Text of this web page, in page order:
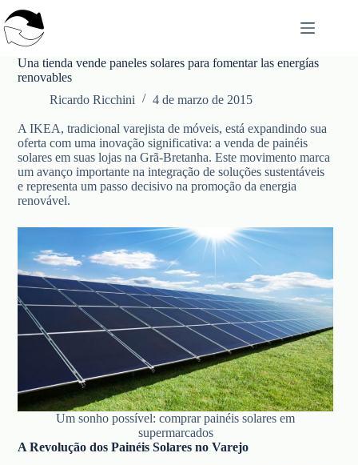
al
contenido
Una tienda vende paneles solares para fomentar las energías
renovables
Ricardo Ricchini
4 de marzo de 2015
A IKEA, tradicional varejista de móveis, está expandindo sua
oferta com uma inovação significativa: a venda de painéis
solares em suas lojas na Grã-Bretanha. Este movimento marca
um avanço importante na integração de soluções sustentáveis
e representa um passo decisivo na promoção da energia
renovável.
Um sonho possível: comprar painéis solares em
supermarcados
A Revolução dos Painéis Solares no Varejo